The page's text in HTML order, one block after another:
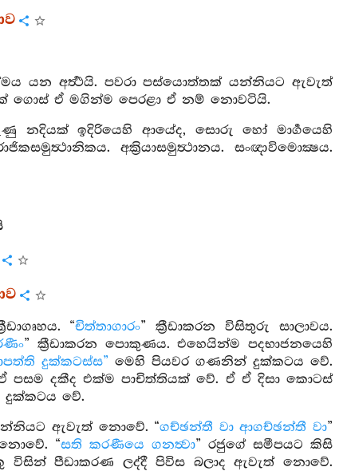
යන අර්‍ත්‍ථයි. පවරා පස්යොත්තක් යන්නියට ඇවැත්
ගොස් ඒ මගින්ම පෙරළා ඒ නම් නොවටියි.
නදියක් ඉදිරියෙහි ආයේද, සොරු හෝ මාර්‍ගයෙහි
අක්‍රියාසමුත්‍ථානය. සංඥාවිමොක්‍ෂය.
“චිත්තාගාරං” ක්‍රීඩාකරන විසිතුරු සාලාවය.
” ක්‍රීඩාකරන පොකුණය. එහෙයින්ම පදභාජනයෙහි
දුක්කටස්ස” මෙහි පියවර ගණනින් දුක්කටය වේ.
දකීද එක්ම පාචිත්තියක් වේ. ඒ ඒ දිසා කොටස්
වේ.
ඇවැත් නොවේ. “ගච්ඡන්තී වා ආගච්ඡන්තී වා”
“සති කරණීයෙ ගනත්‍වා” රජුගේ සමීපයට කිසි
විසින් පීඩාකරණ ලද්දී පිවිස බලාද ඇවැත් නොවේ.